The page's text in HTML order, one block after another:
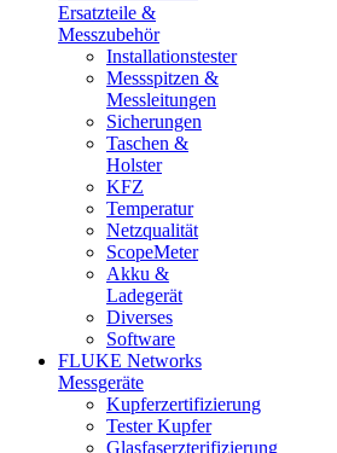
Ersatzteile &
Messzubehör
Installationstester
Messspitzen &
Messleitungen
Sicherungen
Taschen &
Holster
KFZ
Temperatur
Netzqualität
ScopeMeter
Akku &
Ladegerät
Diverses
Software
FLUKE Networks
Messgeräte
Kupferzertifizierung
Tester Kupfer
Glasfaserzterifizierung